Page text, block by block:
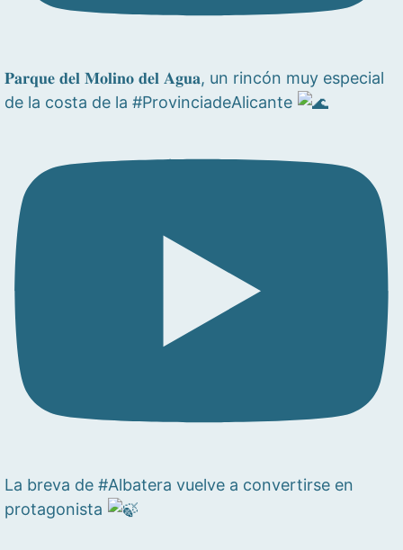
𝐏𝐚𝐫𝐪𝐮𝐞 𝐝𝐞𝐥 𝐌𝐨𝐥𝐢𝐧𝐨 𝐝𝐞𝐥 𝐀𝐠𝐮𝐚, un rincón muy especial
de la costa de la #ProvinciadeAlicante
La breva de #Albatera vuelve a convertirse en
protagonista